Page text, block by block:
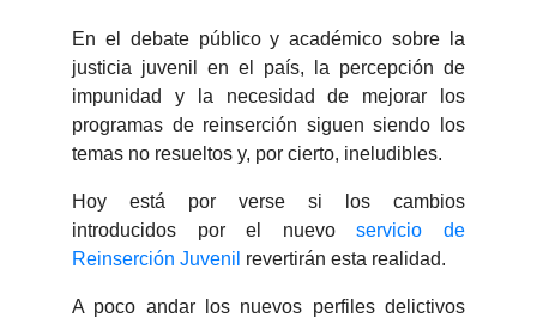
En el debate público y académico sobre la
justicia juvenil en el país, la percepción de
impunidad y la necesidad de mejorar los
programas de reinserción siguen siendo los
temas no resueltos y, por cierto, ineludibles.
Hoy está por verse si los cambios
introducidos por el nuevoservicio de
Reinserción Juvenil revertirán esta realidad.
A poco andar los nuevos perfiles delictivos